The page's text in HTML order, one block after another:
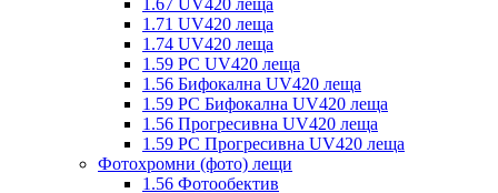
1.67 UV420 леща
1.71 UV420 леща
1.74 UV420 леща
1.59 PC UV420 леща
1.56 Бифокална UV420 леща
1.59 PC Бифокална UV420 леща
1.56 Прогресивна UV420 леща
1.59 PC Прогресивна UV420 леща
Фотохромни (фото) лещи
1.56 Фотообектив